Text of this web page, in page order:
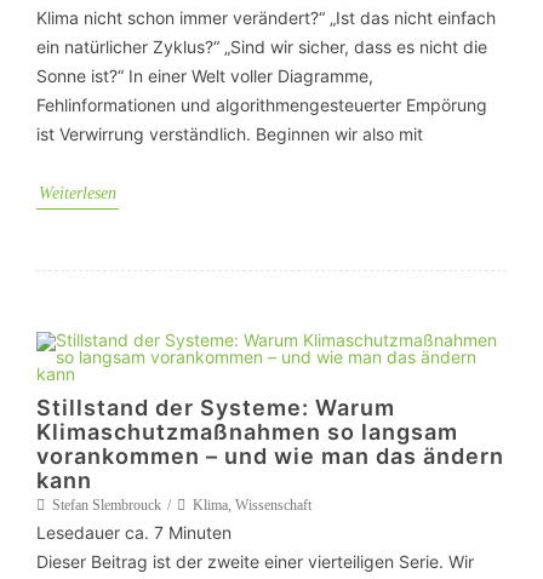
Klima nicht schon immer verändert?“ „Ist das nicht einfach
ein natürlicher Zyklus?“ „Sind wir sicher, dass es nicht die
Sonne ist?“ In einer Welt voller Diagramme,
Fehlinformationen und algorithmengesteuerter Empörung
ist Verwirrung verständlich. Beginnen wir also mit
Weiterlesen
Stillstand der Systeme: Warum
Klimaschutzmaßnahmen so langsam
vorankommen – und wie man das ändern
kann
Stefan Slembrouck Klima, Wissenschaft
Lesedauer ca. 7 Minuten
Dieser Beitrag ist der zweite einer vierteiligen Serie. Wir